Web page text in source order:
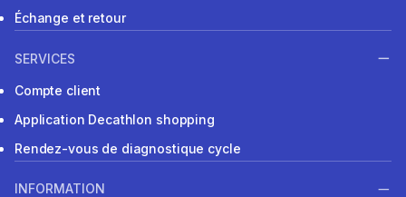
Échange et retour
SERVICES
Compte client
Application Decathlon shopping
Rendez-vous de diagnostique cycle
INFORMATION